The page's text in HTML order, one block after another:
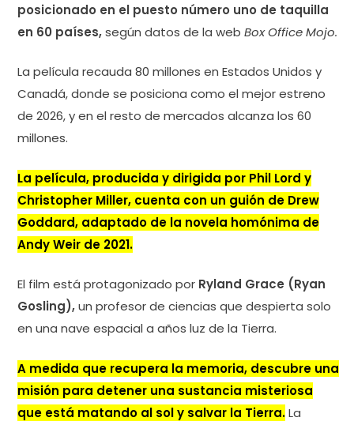
posicionado en el puesto número uno de taquilla
en 60 países,según datos de la web Box Office Mojo.
La película recauda 80 millones en Estados Unidos y
Canadá, donde se posiciona como el mejor estreno
de 2026, y en el resto de mercados alcanza los 60
millones.
La película, producida y dirigida por Phil Lord y
Christopher Miller, cuenta con un guión de Drew
Goddard, adaptado de la novela homónima de
Andy Weir de 2021.
El film está protagonizado por Ryland Grace (Ryan
Gosling),un profesor de ciencias que despierta solo
en una nave espacial a años luz de la Tierra.
A medida que recupera la memoria, descubre una
misión para detener una sustancia misteriosa
que está matando al sol y salvar la Tierra.La